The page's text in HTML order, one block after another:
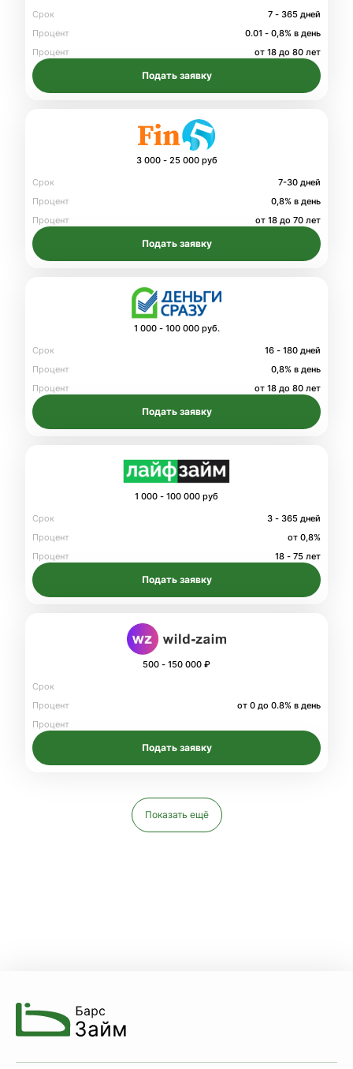
Срок
7 - 365 дней
Процент
0.01 - 0,8% в день
Процент
от 18 до 80 лет
Подать заявку
3 000 - 25 000 руб
Срок
7-30 дней
Процент
0,8% в день
Процент
от 18 до 70 лет
Подать заявку
1 000 - 100 000 руб.
Срок
16 - 180 дней
Процент
0,8% в день
Процент
от 18 до 80 лет
Подать заявку
1 000 - 100 000 руб
Срок
3 - 365 дней
Процент
от 0,8%
Процент
18 - 75 лет
Подать заявку
500 - 150 000 ₽
Срок
Процент
от 0 до 0.8% в день
Процент
Подать заявку
Показать ещё